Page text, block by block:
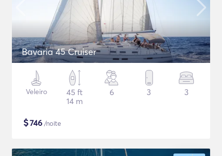
Bavaria 45 Cruiser
Veleiro
45 ft
14 m
6 3 3
$746 /noite